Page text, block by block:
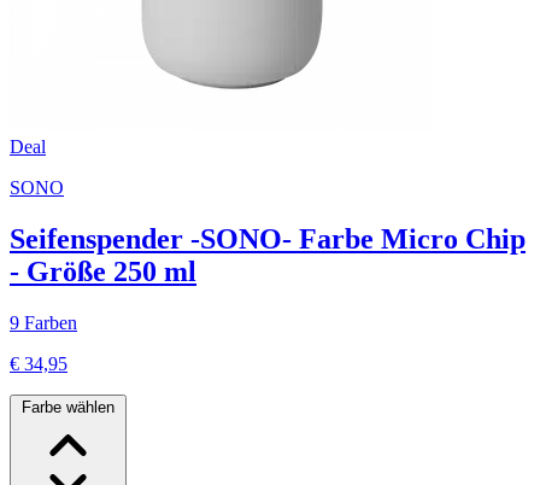
Deal
SONO
Seifenspender -SONO- Farbe Micro Chip
- Größe 250 ml
9 Farben
€ 34,95
Farbe wählen